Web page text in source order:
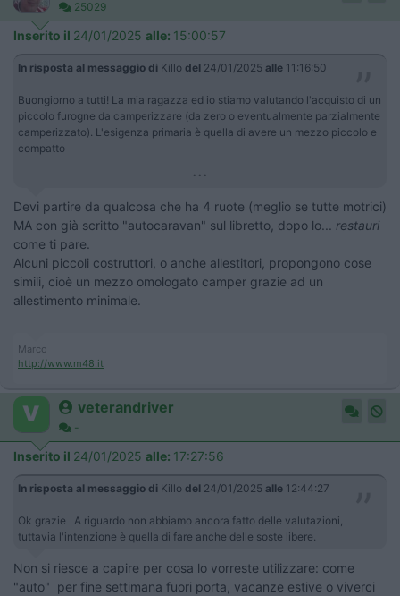
25029
Inserito il 24/01/2025 alle: 15:00:57
In risposta al messaggio di Killo del 24/01/2025 alle 11:16:50
Buongiorno a tutti! La mia ragazza ed io stiamo valutando l'acquisto di un
piccolo furogne da camperizzare (da zero o eventualmente parzialmente
camperizzato). L'esigenza primaria è quella di avere un mezzo piccolo e
compatto
...
Devi partire da qualcosa che ha 4 ruote (meglio se tutte motrici)
MA con già scritto "autocaravan" sul libretto, dopo lo... restauri
come ti pare.
Alcuni piccoli costruttori, o anche allestitori, propongono cose
simili, cioè un mezzo omologato camper grazie ad un
allestimento minimale.
Marco
http://www.m48.it
veterandriver
-
Inserito il 24/01/2025 alle: 17:27:56
In risposta al messaggio di Killo del 24/01/2025 alle 12:44:27
Ok grazie A riguardo non abbiamo ancora fatto delle valutazioni,
tuttavia l'intenzione è quella di fare anche delle soste libere.
Non si riesce a capire per cosa lo vorreste utilizzare: come
"auto" per fine settimana fuori porta, vacanze estive o viverci